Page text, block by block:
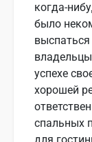
когда-
было
выспаться
успехе
хорошей
спальных